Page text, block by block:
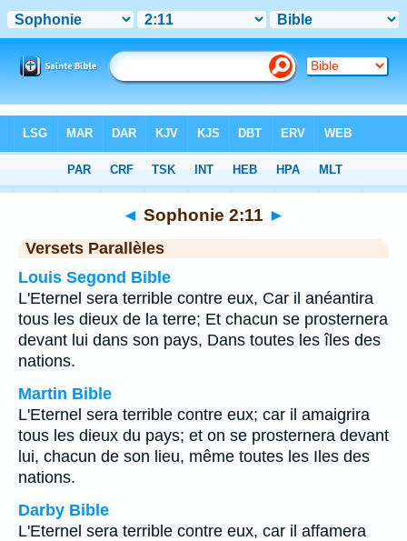
Chapitre 2> Verset 11
◄ Sophonie 2:11 ►
Versets Parallèles
Louis Segond Bible
L'Eternel sera terrible contre eux, Car il anéantira
tous les dieux de la terre; Et chacun se prosternera
devant lui dans son pays, Dans toutes les îles des
nations.
Martin Bible
L'Eternel sera terrible contre eux; car il amaigrira
tous les dieux du pays; et on se prosternera devant
lui, chacun de son lieu, même toutes les Iles des
nations.
Darby Bible
L'Eternel sera terrible contre eux, car il affamera